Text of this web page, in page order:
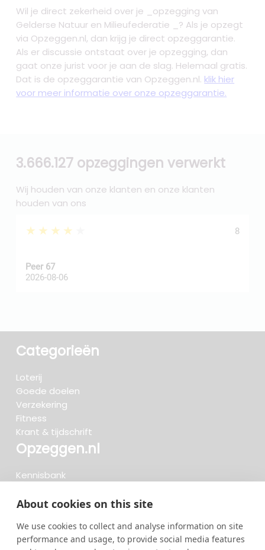
About cookies on this site
We use cookies to collect and analyse information on site
performance and usage, to provide social media features
Wil je direct zekerheid over je _opzegging van
Gelderse Natuur en Milieufederatie _? Als je opzegt
via Opzeggen.nl, dan krijg je direct opzeggarantie.
Als er discussie ontstaat over je opzegging, dan
gaat onze jurist voor je aan de slag. Helemaal gratis.
Dat is de opzeggarantie van Opzeggen.nl. klik hier
voor meer informatie over onze opzeggarantie.
3.666.127 opzeggingen verwerkt
Wij houden van onze klanten en onze klanten
houden van ons
★★★★★ 8
Peer 67
2026-08-06
Categorieën
Loterij
Goede doelen
Verzekering
Fitness
Krant & tijdschrift
Opzeggen.nl
Kennisbank
Beoordelingen
Meteen opzeggen